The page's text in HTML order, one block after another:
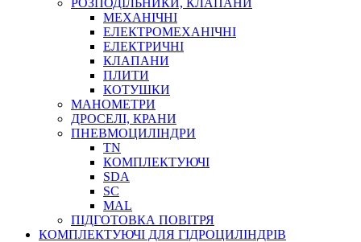
РОЗПОДІЛЬНИКИ, КЛАПАНИ
МЕХАНІЧНІ
ЕЛЕКТРОМЕХАНІЧНІ
ЕЛЕКТРИЧНІ
КЛАПАНИ
ПЛИТИ
КОТУШКИ
МАНОМЕТРИ
ДРОСЕЛІ, КРАНИ
ПНЕВМОЦИЛІНДРИ
TN
КОМПЛЕКТУЮЧІ
SDA
SC
MAL
ПІДГОТОВКА ПОВІТРЯ
КОМПЛЕКТУЮЧІ ДЛЯ ГІДРОЦИЛІНДРІВ